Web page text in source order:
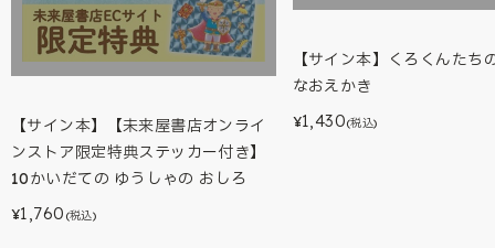
【サイン本】【未来屋書店オンライ
ンストア限定特典ステッカー付き】
10かいだての ゆうしゃの おしろ
¥1,760 (税込)
【サイン本】くろくんたち
なおえかき
¥1,430(税込)